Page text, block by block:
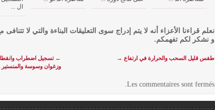
ال ...
نعلم قراءنا الأعزاء أنه لا يتم إدراج سوى التعليقات البناءة والتي لا تتنافى
و نشكر لكم تفهمكم.
← تسجيل اضطراب
وزغوان وسوسة والمنستير
طقس قليل السحب والحرارة في ارتفاع →
Les commentaires sont fermés.